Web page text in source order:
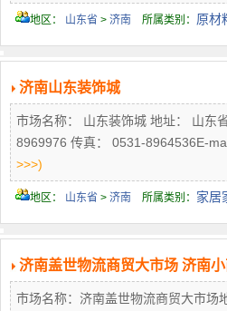
地区： 山东省 > 济南 所属类别： 原材
济南山东装饰城
市场名称： 山东装饰城 地址： 山东
8969976 传真： 0531-8964536E-
>>>)
地区： 山东省 > 济南 所属类别： 家居
济南盖世物流商贸大市场 济南
市场名称：济南盖世物流商贸大市